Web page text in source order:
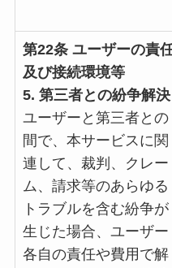
第22条 ユーザーの責
及び接続環境等
5. 第三者との紛争解決
ユーザーと第三者との
間で、本サービスに関
連して、裁判、クレー
ム、請求等のあらゆる
トラブルを含む紛争が
生じた場合、ユーザー
各自の責任や費用で解